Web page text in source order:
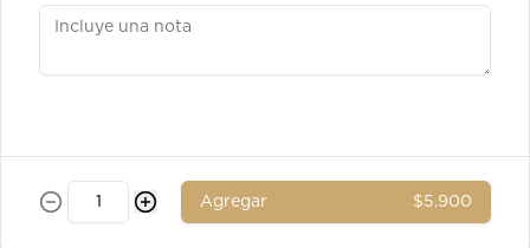
Agregar $5.900